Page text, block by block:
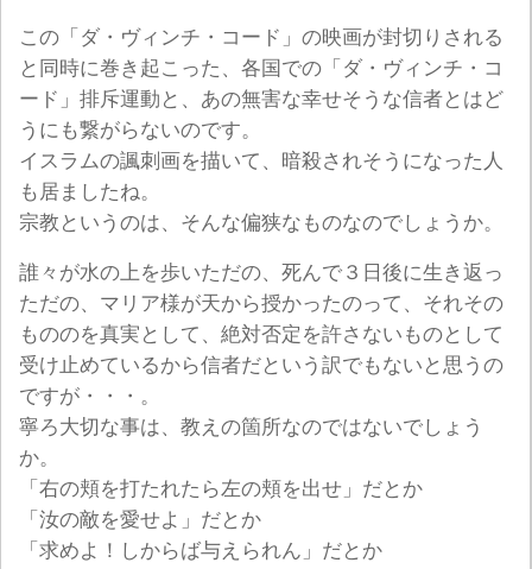
この「ダ・ヴィンチ・コード」の映画が封切りされる
と同時に巻き起こった、各国での「ダ・ヴィンチ・コ
ード」排斥運動と、あの無害な幸せそうな信者とはど
うにも繋がらないのです。
イスラムの諷刺画を描いて、暗殺されそうになった人
も居ましたね。
宗教というのは、そんな偏狭なものなのでしょうか。
誰々が水の上を歩いただの、死んで３日後に生き返っ
ただの、マリア様が天から授かったのって、それその
もののを真実として、絶対否定を許さないものとして
受け止めているから信者だという訳でもないと思うの
ですが・・・。
寧ろ大切な事は、教えの箇所なのではないでしょう
か。
「右の頬を打たれたら左の頬を出せ」だとか
「汝の敵を愛せよ」だとか
「求めよ！しからば与えられん」だとか